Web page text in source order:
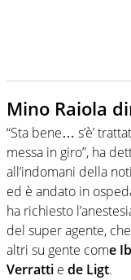
Mino Raiola
“Sta bene… s’è’
messa in giro”, ha
all’indomani della
ed è andato in
ha richiesto
del super agente,
altri su gente come
Verratti e de Ligt.